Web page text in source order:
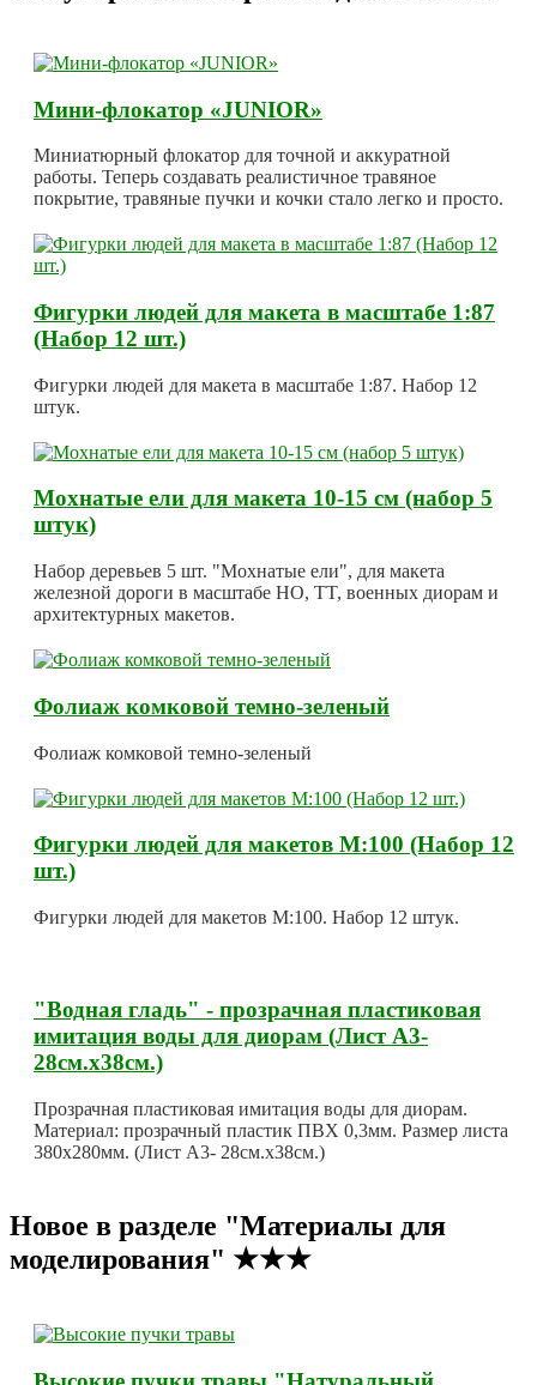
Мини-флокатор «JUNIOR»
Миниатюрный флокатор для точной и аккуратной
работы. Теперь создавать реалистичное травяное
покрытие, травяные пучки и кочки стало легко и просто.
Фигурки людей для макета в масштабе 1:87
(Набор 12 шт.)
Фигурки людей для макета в масштабе 1:87. Набор 12
штук.
Мохнатые ели для макета 10-15 см (набор 5
штук)
Набор деревьев 5 шт. "Мохнатые ели", для макета
железной дороги в масштабе HO, TT, военных диорам и
архитектурных макетов.
Фолиаж комковой темно-зеленый
Фолиаж комковой темно-зеленый
Фигурки людей для макетов М:100 (Набор 12
шт.)
Фигурки людей для макетов М:100. Набор 12 штук.
"Водная гладь" - прозрачная пластиковая
имитация воды для диорам (Лист А3-
28см.х38см.)
Прозрачная пластиковая имитация воды для диорам.
Материал: прозрачный пластик ПВХ 0,3мм. Размер листа
380х280мм. (Лист А3- 28см.х38см.)
Новое в разделе "Материалы для
моделирования" ★★★